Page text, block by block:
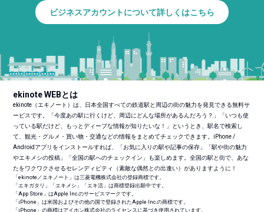
ビジネスアカウントについて詳しくはこちら
ekinote WEBとは
ekinote（エキノート）は、日本全国すべての鉄道駅と周辺の街の魅力を発見できる無料サ
ービスです。「今度あの駅に行くけど、周辺にどんな場所があるんだろう？」「いつも使
っている駅だけど、もっとディープな情報が知りたいな！」というとき、駅名で検索し
て、観光・グルメ・買い物・交通などの情報をまとめてチェックできます。iPhone /
Androidアプリをインストールすれば、「お気に入りの駅や記事の保存」「駅や街の魅力
やエキメシの投稿」「全国の駅へのチェックイン」も楽しめます。全国の駅と街で、あな
たをワクワクさせるセレンディピティ（素敵な偶然との出逢い）がありますように！
「ekinote／エキノート」は三菱電機株式会社の登録商標です。
「エキガタリ」「エキメシ」「エキ活」は商標登録出願中です。
「App Store」はApple Inc.のサービスマークです。
「iPhone」は米国およびその他の国で登録されたApple Inc.の商標です。
「iPhone」の商標はアイホン株式会社のライセンスに基づき使用されています。